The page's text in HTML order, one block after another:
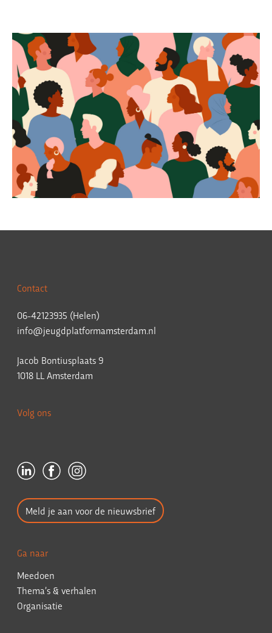
Contact
06-42123935 (Helen)
info@jeugdplatformamsterdam.nl
Jacob Bontiusplaats 9
1018 LL Amsterdam
Volg ons
Meld je aan voor de nieuwsbrief
Ga naar
Meedoen
Thema’s & verhalen
Organisatie